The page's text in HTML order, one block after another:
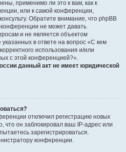
применимо ли это к вам, как к
или к самой конференции,
Обратите внимание, что phpBB
не может давать
и не является объектом
в ответе на вопрос «С кем
использования и/или
с этой конференцией?».
данный акт не имеет юридической
отключил регистрацию новых
что он заблокировал ваш IP-адрес или
зарегистрироваться.
конференции.